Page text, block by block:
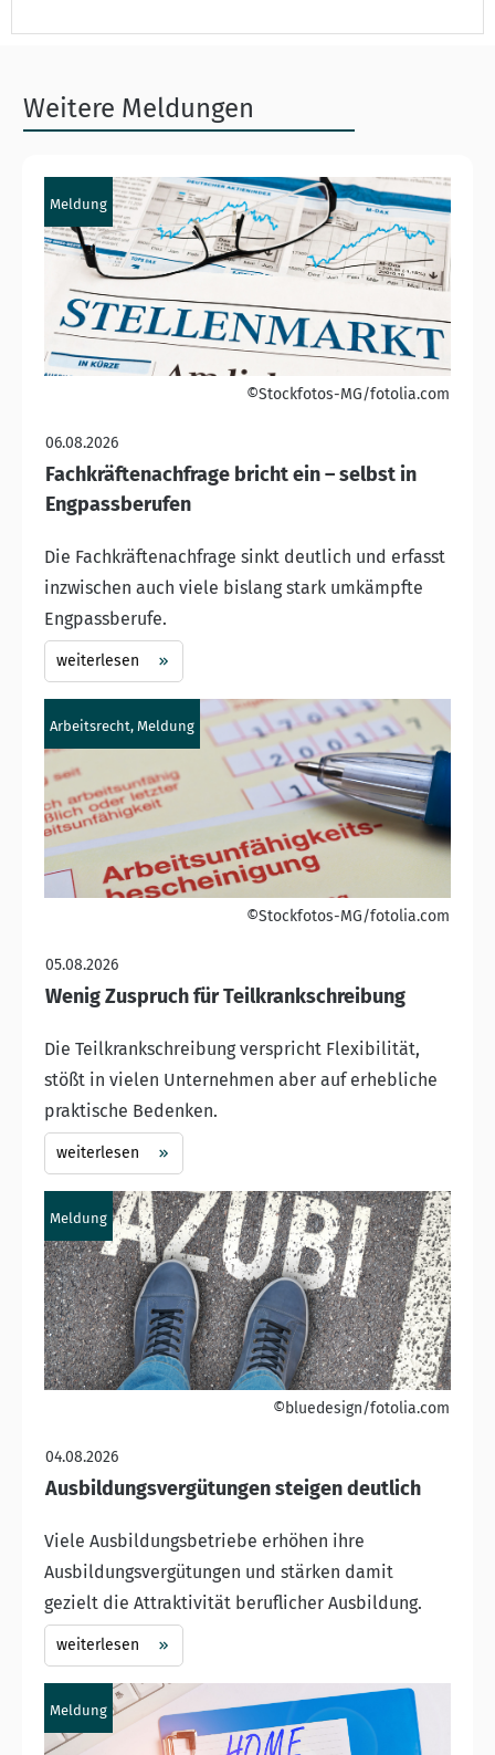
Weitere Meldungen
Meldung
©Stockfotos-MG/fotolia.com
06.08.2026
Fachkräftenachfrage bricht ein – selbst in
Engpassberufen
Die Fachkräftenachfrage sinkt deutlich und erfasst
inzwischen auch viele bislang stark umkämpfte
Engpassberufe.
weiterlesen
Arbeitsrecht, Meldung
©Stockfotos-MG/fotolia.com
05.08.2026
Wenig Zuspruch für Teilkrankschreibung
Die Teilkrankschreibung verspricht Flexibilität,
stößt in vielen Unternehmen aber auf erhebliche
praktische Bedenken.
weiterlesen
Meldung
©bluedesign/fotolia.com
04.08.2026
Ausbildungsvergütungen steigen deutlich
Viele Ausbildungsbetriebe erhöhen ihre
Ausbildungsvergütungen und stärken damit
gezielt die Attraktivität beruflicher Ausbildung.
weiterlesen
Meldung